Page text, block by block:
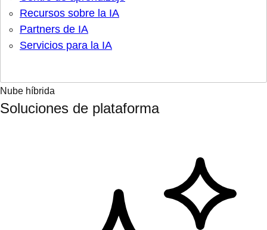
Recursos sobre la IA
Partners de IA
Servicios para la IA
Nube híbrida
Soluciones de plataforma